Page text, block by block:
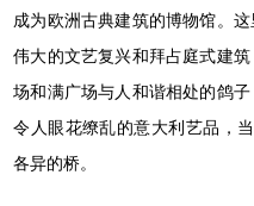
成为欧洲古典建筑的博物馆。
伟大的文艺复兴和拜占庭式建
场和满广场与人和谐相处的鸽
令人眼花缭乱的意大利艺品，
各异的桥。